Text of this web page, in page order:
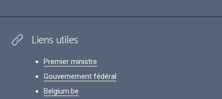
Liens utiles
Premier ministre
Gouvernement fédéral
Belgium.be